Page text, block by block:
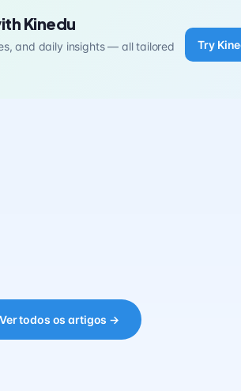
Kinedu
and daily insights — all tailored
Try
Ver todos os artigos →